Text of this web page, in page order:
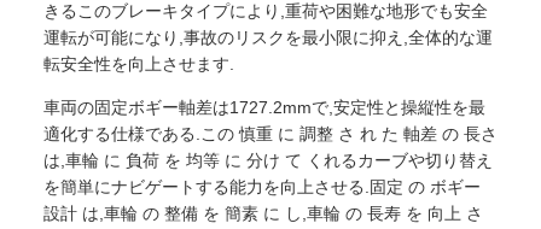
きるこのブレーキタイプにより,重荷や困難な地形でも安全
運転が可能になり,事故のリスクを最小限に抑え,全体的な運
転安全性を向上させます.
車両の固定ボギー軸差は1727.2mmで,安定性と操縦性を最
適化する仕様である.この 慎重 に 調整 さ れ た 軸差 の 長さ
は,車輪 に 負荷 を 均等 に 分け て くれるカーブや切り替え
を簡単にナビゲートする能力を向上させる.固定 の ボギー
設計 は,車輪 の 整備 を 簡素 に し,車輪 の 長寿 を 向上 さ